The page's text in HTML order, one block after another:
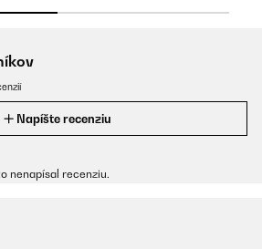
Napíšte recenziu
nenapísal recenziu.